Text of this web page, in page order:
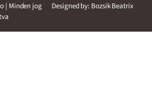
| Minden jog
Designed by: Bozsik Beatrix